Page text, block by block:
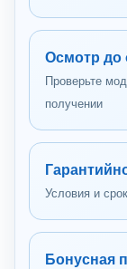
Осмотр до
Проверьте
получении
Условия и
Бонусная